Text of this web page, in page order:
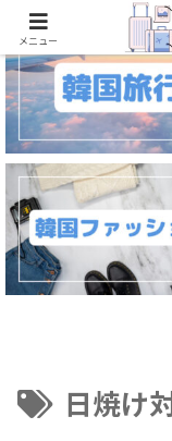
日焼け
メニュー